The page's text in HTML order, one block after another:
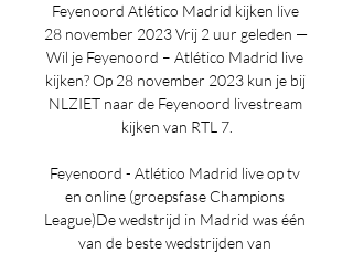
Feyenoord Atlético Madrid kijken live
28 november 2023 Vrij 2 uur geleden —
Wil je Feyenoord – Atlético Madrid live
kijken? Op 28 november 2023 kun je bij
NLZIET naar de Feyenoord livestream
kijken van RTL 7.
Feyenoord - Atlético Madrid live op tv
en online (groepsfase Champions
League)De wedstrijd in Madrid was één
van de beste wedstrijden van